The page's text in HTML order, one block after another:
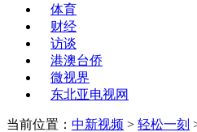
体育
财经
访谈
港澳台侨
微视界
东北亚电视网
当前位置： 中新视频 > 轻松一刻